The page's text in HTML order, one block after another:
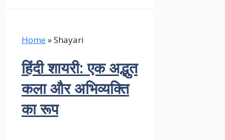
Home»Shayari
हिंदी शायरी: एक अद्भुत
कला और अभिव्यक्ति
का रूप